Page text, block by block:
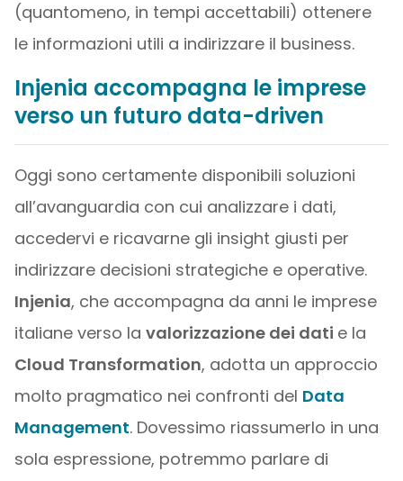
(quantomeno, in tempi accettabili) ottenere
le informazioni utili a indirizzare il business.
Injenia accompagna le imprese
verso un futuro data-driven
Oggi sono certamente disponibili soluzioni
all’avanguardia con cui analizzare i dati,
accedervi e ricavarne gli insight giusti per
indirizzare decisioni strategiche e operative.
Injenia, che accompagna da anni le imprese
italiane verso la valorizzazione dei dati e la
Cloud Transformation, adotta un approccio
molto pragmatico nei confronti del Data
Management. Dovessimo riassumerlo in una
sola espressione, potremmo parlare di